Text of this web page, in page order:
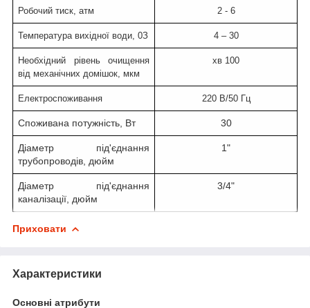
Робочий тиск, атм 2 - 6
Температура вихідної води,0З 4 – 30
Необхідний рівень очищення
від механічних домішок, мкм
хв 100
Електроспоживання 220 В/50 Гц
Споживана потужність, Вт 30
Діаметр під'єднання
трубопроводів, дюйм
1"
Діаметр під'єднання
каналізації, дюйм
3/4"
Приховати
Характеристики
Основні атрибути